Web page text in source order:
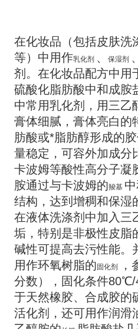
在化妆品（包括皮肤洗
等）中用作乳化剂 、 保湿剂 、
剂。在化妆品配方中用
硫酸化脂肪酸中和成胺
中常用乳化剂，用三乙
膏体细腻，膏体亮白的
肪酸或*脂肪醇形成的
量稳定，可容外加成分
卡波姆等酸性高分子凝
胺通过与卡波姆的羧基
结构，达到增稠和保湿
在液体洗涤剂中加入三
垢，特别是非极性皮脂
碱性可提高去污性能。
用作环氧树脂的 固化剂
分数），固化条件
于天然橡胶、合成胶的
活化剂，还可用作润滑